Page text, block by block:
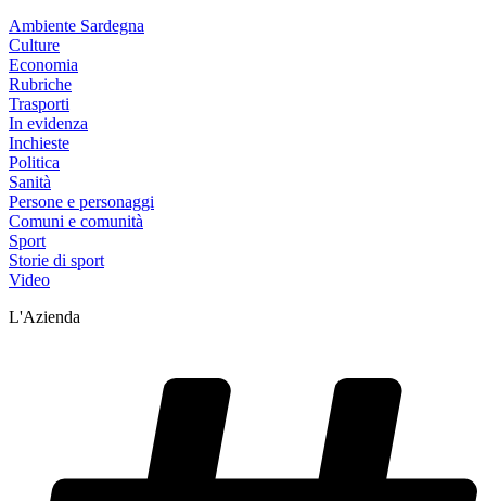
Ambiente Sardegna
Culture
Economia
Rubriche
Trasporti
In evidenza
Inchieste
Politica
Sanità
Persone e personaggi
Comuni e comunità
Sport
Storie di sport
Video
L'Azienda